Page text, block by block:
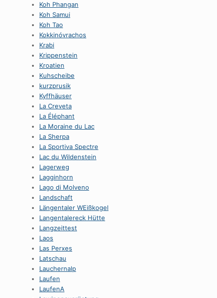
Koh Phangan
Koh Samui
Koh Tao
Kokkinóvrachos
Krabi
Krippenstein
Kroatien
Kuhscheibe
kurzprusik
Kyffhäuser
La Creveta
La Éléphant
La Moraine du Lac
La Sherpa
La Sportiva Spectre
Lac du Wildenstein
Lagerweg
Lagginhorn
Lago di Molveno
Landschaft
Längentaler WEißkogel
Langentalereck Hütte
Langzeittest
Laos
Las Perxes
Latschau
Lauchernalp
Laufen
LaufenA